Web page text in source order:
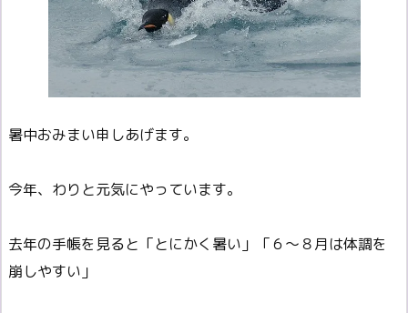
暑中おみまい申しあげます。
今年、わりと元気にやっています。
去年の手帳を見ると「とにかく暑い」「６～８月は体調を
崩しやすい」